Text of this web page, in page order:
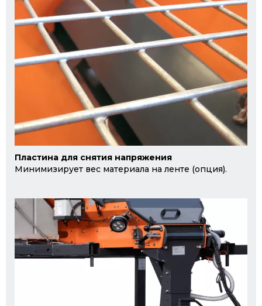
Пластина для снятия напряжения
Минимизирует вес материала на ленте (опция).